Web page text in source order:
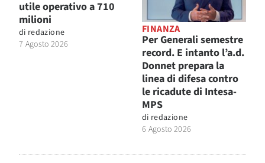
utile operativo a 710
milioni
di redazione
7 Agosto 2026
FINANZA
Per Generali semestre
record. E intanto l’a.d.
Donnet prepara la
linea di difesa contro
le ricadute di Intesa-
MPS
di redazione
6 Agosto 2026